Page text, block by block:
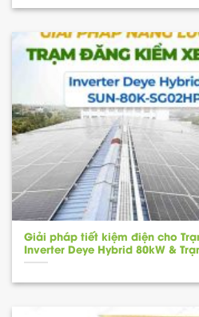
Giải pháp tiết kiệm điện cho
Inverter Deye Hybrid 80kW &